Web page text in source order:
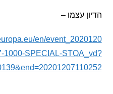
עצמו –
en/
7-1000-SPECIAL-